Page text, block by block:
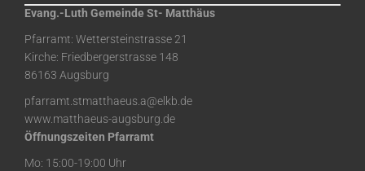
Evang.-Luth Gemeinde St- Matthäus
Pfarramt: Wettersteinstrasse 21
Kirche: Friedbergerstrasse 148
86163 Augsburg
pfarramt.stmatthaeus.a@elkb.de
www.matthaeus-augsburg.de
Öffnungszeiten Pfarramt
Mo: 15:00-19:00 Uhr